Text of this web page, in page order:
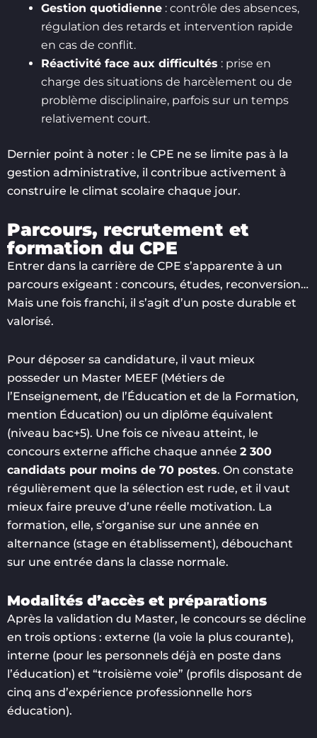
Gestion quotidienne : contrôle des absences,
régulation des retards et intervention rapide
en cas de conflit.
Réactivité face aux difficultés : prise en
charge des situations de harcèlement ou de
problème disciplinaire, parfois sur un temps
relativement court.
Dernier point à noter : le CPE ne se limite pas à la
gestion administrative, il contribue activement à
construire le climat scolaire chaque jour.
Parcours, recrutement et
formation du CPE
Entrer dans la carrière de CPE s’apparente à un
parcours exigeant : concours, études, reconversion…
Mais une fois franchi, il s’agit d’un poste durable et
valorisé.
Pour déposer sa candidature, il vaut mieux
posseder un Master MEEF (Métiers de
l’Enseignement, de l’Éducation et de la Formation,
mention Éducation) ou un diplôme équivalent
(niveau bac+5). Une fois ce niveau atteint, le
concours externe affiche chaque année 2 300
candidats pour moins de 70 postes. On constate
régulièrement que la sélection est rude, et il vaut
mieux faire preuve d’une réelle motivation. La
formation, elle, s’organise sur une année en
alternance (stage en établissement), débouchant
sur une entrée dans la classe normale.
Modalités d’accès et préparations
Après la validation du Master, le concours se décline
en trois options : externe (la voie la plus courante),
interne (pour les personnels déjà en poste dans
l’éducation) et “troisième voie” (profils disposant de
cinq ans d’expérience professionnelle hors
éducation).